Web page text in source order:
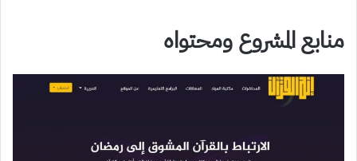
منابع المشروع ومحتواه